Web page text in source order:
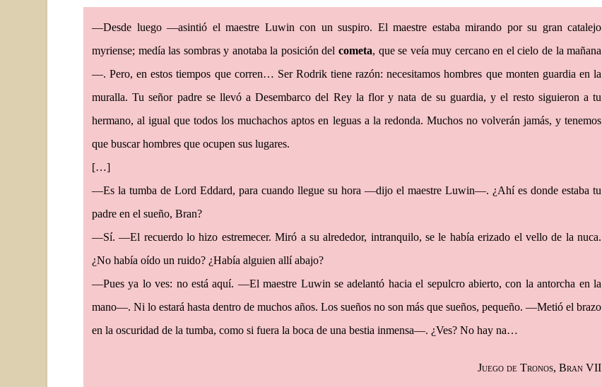
—Desde luego —asintió el maestre Luwin con un suspiro. El maestre estaba mirando por su gran catalejo
myriense; medía las sombras y anotaba la posición del cometa, que se veía muy cercano en el cielo de la mañana
—. Pero, en estos tiempos que corren… Ser Rodrik tiene razón: necesitamos hombres que monten guardia en la
muralla. Tu señor padre se llevó a Desembarco del Rey la flor y nata de su guardia, y el resto siguieron a tu
hermano, al igual que todos los muchachos aptos en leguas a la redonda. Muchos no volverán jamás, y tenemos
que buscar hombres que ocupen sus lugares.
[…]
—Es la tumba de Lord Eddard, para cuando llegue su hora —dijo el maestre Luwin—. ¿Ahí es donde estaba tu
padre en el sueño, Bran?
—Sí. —El recuerdo lo hizo estremecer. Miró a su alrededor, intranquilo, se le había erizado el vello de la nuca.
¿No había oído un ruido? ¿Había alguien allí abajo?
—Pues ya lo ves: no está aquí. —El maestre Luwin se adelantó hacia el sepulcro abierto, con la antorcha en la
mano—. Ni lo estará hasta dentro de muchos años. Los sueños no son más que sueños, pequeño. —Metió el brazo
en la oscuridad de la tumba, como si fuera la boca de una bestia inmensa—. ¿Ves? No hay na…
Juego de Tronos, Bran VII